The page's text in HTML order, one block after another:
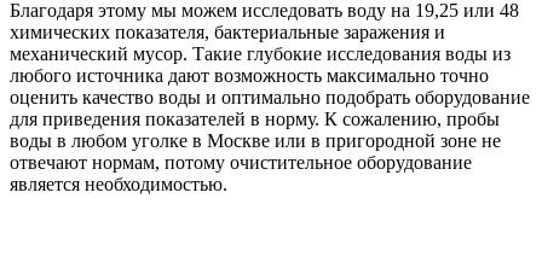
Благодаря этому мы можем исследовать воду на 19,25 или 48
химических показателя, бактериальные заражения и
механический мусор. Такие глубокие исследования воды из
любого источника дают возможность максимально точно
оценить качество воды и оптимально подобрать оборудование
для приведения показателей в норму. К сожалению, пробы
воды в любом уголке в Москве или в пригородной зоне не
отвечают нормам, потому очистительное оборудование
является необходимостью.